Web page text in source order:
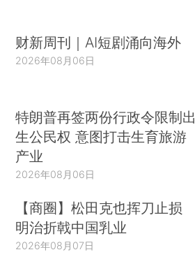
财新周刊｜AI短剧涌向海外
2026年08月06日
特朗普再签两份行政令限制出
生公民权 意图打击生育旅游
产业
2026年08月06日
【商圈】松田克也挥刀止损
明治折戟中国乳业
2026年08月07日